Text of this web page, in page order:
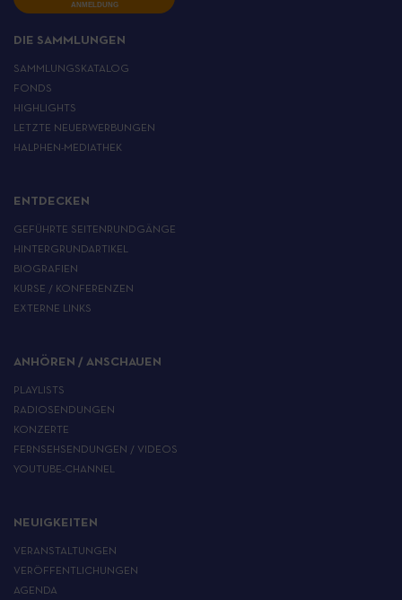
ANMELDUNG
DIE SAMMLUNGEN
SAMMLUNGSKATALOG
FONDS
HIGHLIGHTS
LETZTE NEUERWERBUNGEN
HALPHEN-MEDIATHEK
ENTDECKEN
GEFÜHRTE SEITENRUNDGÄNGE
HINTERGRUNDARTIKEL
BIOGRAFIEN
KURSE / KONFERENZEN
EXTERNE LINKS
ANHÖREN / ANSCHAUEN
PLAYLISTS
RADIOSENDUNGEN
KONZERTE
FERNSEHSENDUNGEN / VIDEOS
YOUTUBE-CHANNEL
NEUIGKEITEN
VERANSTALTUNGEN
VERÖFFENTLICHUNGEN
AGENDA